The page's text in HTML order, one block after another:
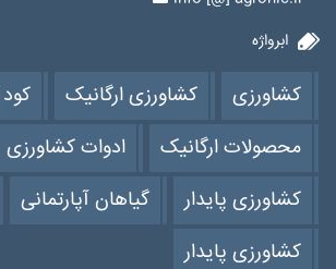
ابرواژه
کشاورزی کشاورزی ارگانیک
محصولات ارگانیک
ادوات کشاورزی
کشاورزی پایدار
گیاهان آپارتمانی
کشاورزی پایدار